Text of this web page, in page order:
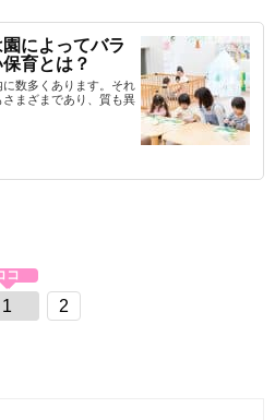
によってバラ
育とは？
数多くあります。それ
まざまであり、質も異
1 2